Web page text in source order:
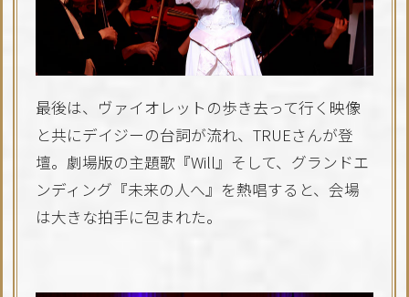
最後は、ヴァイオレットの歩き去って行く映像
と共にデイジーの台詞が流れ、TRUEさんが登
壇。劇場版の主題歌『Will』そして、グランドエ
ンディング『未来の人へ』を熱唱すると、会場
は大きな拍手に包まれた。